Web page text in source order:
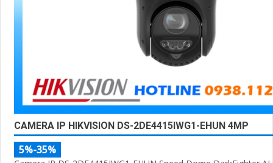
CAMERA IP HIKVISION DS-2DE4415IWG1-EHUN 4MP
5%-35%